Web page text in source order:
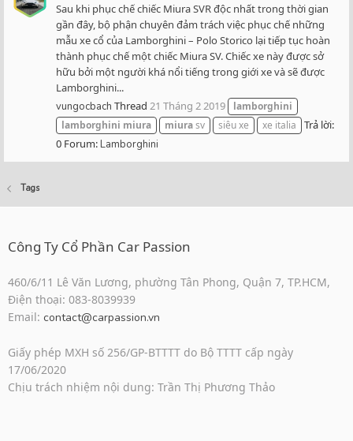
Sau khi phục chế chiếc Miura SVR độc nhất trong thời gian
gần đây, bộ phận chuyên đảm trách việc phục chế những
mẫu xe cổ của Lamborghini – Polo Storico lại tiếp tục hoàn
thành phục chế một chiếc Miura SV. Chiếc xe này được sở
hữu bởi một người khá nổi tiếng trong giới xe và sẽ được
Lamborghini...
vungocbach Thread 21 Tháng 2 2019
lamborghini
lamborghini miura miurasv siêu xe xe italia
Trả lời:
0 Forum:Lamborghini
Tags
Công Ty Cổ Phần Car Passion
460/6/11 Lê Văn Lương, phường Tân Phong, Quận 7, TP.HCM,
Điện thoại: 083-8039939
Email: contact@carpassion.vn
Giấy phép MXH số 256/GP-BTTTT do Bộ TTTT cấp ngày
17/06/2020
Chịu trách nhiệm nội dung: Trần Thị Phương Thảo